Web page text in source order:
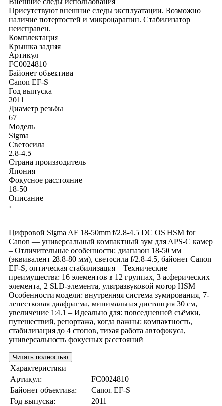
Присутствуют внешние следы эксплуатации. Возможно
наличие потертостей и микроцарапин. Стабилизатор
неисправен.
Комплектация
Крышка задняя
Артикул
FC0024810
Байонет объектива
Canon EF-S
Год выпуска
2011
Диаметр резьбы
67
Модель
Sigma
Светосила
2.8-4.5
Страна производитель
Япония
Фокусное расстояние
18-50
Описание
›
Цифровой Sigma AF 18-50mm f/2.8-4.5 DC OS HSM for
Canon — универсальный компактный зум для APS-C камер
– Отличительные особенности: диапазон 18-50 мм
(эквивалент 28.8-80 мм), светосила f/2.8-4.5, байонет Canon
EF-S, оптическая стабилизация – Технические
преимущества: 16 элементов в 12 группах, 3 асферических
элемента, 2 SLD-элемента, ультразвуковой мотор HSM –
Особенности модели: внутренняя система зумирования, 7-
лепестковая диафрагма, минимальная дистанция 30 см,
увеличение 1:4.1 – Идеально для: повседневной съёмки,
путешествий, репортажа, когда важны: компактность,
стабилизация до 4 стопов, тихая работа автофокуса,
универсальность фокусных расстояний
Читать полностью
Характеристики
Артикул:
FC0024810
Байонет объектива:
Canon EF-S
Год выпуска:
2011